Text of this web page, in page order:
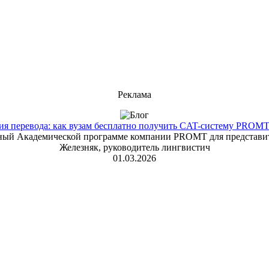
Реклама
перевода: как вузам бесплатно получить CAT-систему
Академической программе компании PROMT для
Железняк, руководитель лингвистич
01.03.2026